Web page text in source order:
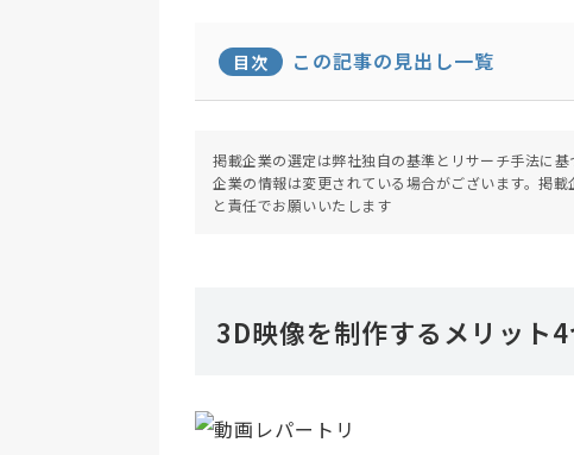
目次 この記事の見出し一覧
掲載企業の選定は弊社独自の基準とリサーチ手法に
企業の情報は変更されている場合がございます。掲
と責任でお願いいたします
3D映像を制作するメリット4